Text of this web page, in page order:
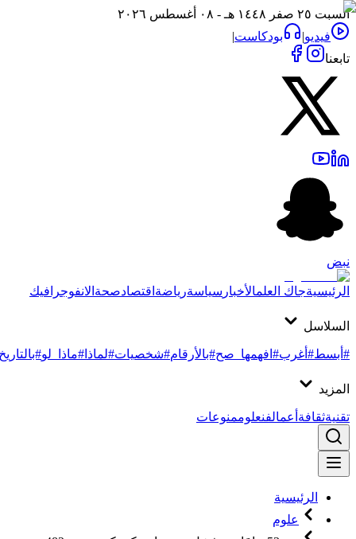
السبت ٢٥ صفر ١٤٤٨ هـ - ٠٨ أغسطس ٢٠٢٦
فيديو| بودكاست|
تابعنا
نبض
الرئيسيةجاك العلمالأخبار سياسةرياضةاقتصادصحةالانفوجرافيك
السلاسل
#أبسط#أغرب#افهمها_صح#بالأرقام#شخصيات#لماذا #ماذا_لو#بالتاريخ
المزيد
تقنيةثقافةأعمالفنعلوممنوعات
الرئيسية
علوم